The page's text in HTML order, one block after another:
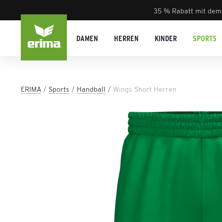
35 % Rabatt mit
DAMEN HERREN KINDER SPORTS
ERIMA Sports Handball Wings Short Herren